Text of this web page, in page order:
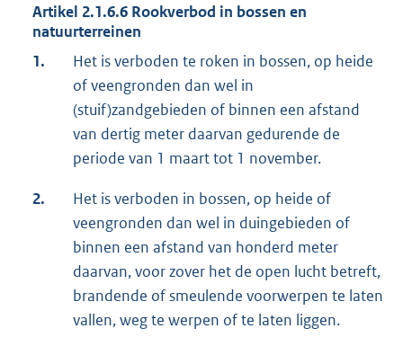
Artikel 2.1.6.6 Rookverbod in bossen en
natuurterreinen
1.
Het is verboden te roken in bossen, op heide
of veengronden dan wel in
(stuif)zandgebieden of binnen een afstand
van dertig meter daarvan gedurende de
periode van 1 maart tot 1 november.
2.
Het is verboden in bossen, op heide of
veengronden dan wel in duingebieden of
binnen een afstand van honderd meter
daarvan, voor zover het de open lucht betreft,
brandende of smeulende voorwerpen te laten
vallen, weg te werpen of te laten liggen.